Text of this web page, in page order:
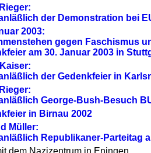
der Demonstration bei
2003:
gegen Faschismus
am 30. Januar 2003 in
der Gedenkfeier in
George-Bush-Besuch
in Birnau 2002
Müller:
Republikaner-Parteitag